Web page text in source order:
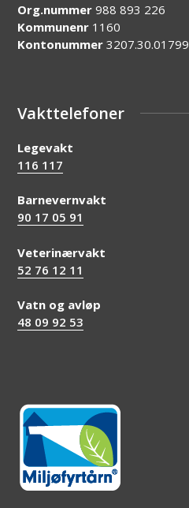
Org.nummer988 893 226
Kommunenr 1160
Kontonummer3207.30.01799
Vakttelefoner
Legevakt
116 117
Barnevernvakt
90 17 05 91
Veterinærvakt
52 76 12 11
Vatn og avløp
48 09 92 53